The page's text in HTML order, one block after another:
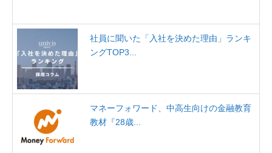
社員に聞いた「入社を決めた理由」ランキ
ングTOP3...
マネーフォワード、中高生向けの金融教育
教材『28歳...